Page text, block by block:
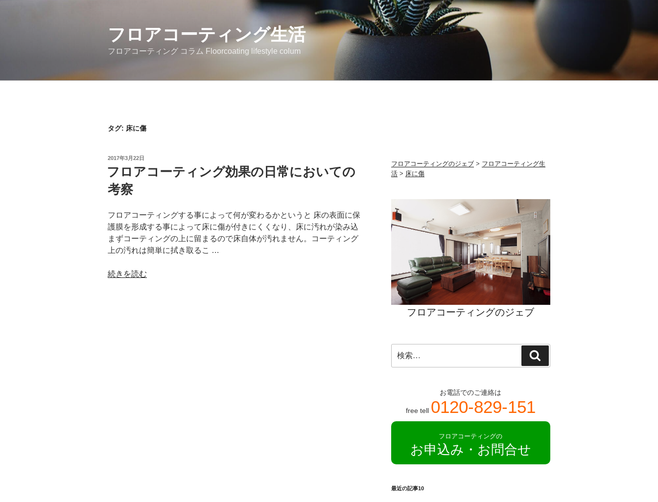
フロアコーティング生活
フロアコーティング コラム Floorcoating lifestyle colum
タグ: 床に傷
投
日:
2017年3月22日
フロアコーティング効果の日常においての
考察
フロアコーティングする事によって何が変わるかというと 床の表面に保
護膜を形成する事によって床に傷が付きにくくなり、床に汚れが染み込
まずコーティングの上に留まるので床自体が汚れません。コーティング
上の汚れは簡単に拭き取るこ …
“フ
続きを読む
フロアコーティングのジェブ> フロアコーティング生
活> 床に傷
フロアコーティングのジェブ
索:
索
お電話でのご連絡は
free tell 0120-829-151
フロアコーティングの
お申込み・お問合せ
最近の記事10